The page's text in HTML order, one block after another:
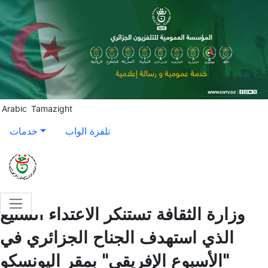
Aller au contenu principal
Arabic Tamazight
خدمات تلفزة الواب
وزارة الثقافة تستنكر الاعتداء الشنيع
الذي استهدف الجناح الجزائري في
"الأسبوع الإفريقي" بمقر اليونسكو